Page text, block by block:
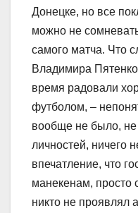
Донецке, но все
можно не
самого матча. Что
Владимира
время радовали
футболом, –
вообще не было,
личностей, ничего
впечатление, что
манекенам, просто
никто не проявлял